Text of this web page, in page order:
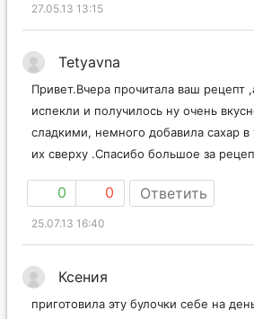
27.05.13 13:15
Tetyavna
Привет.Вчера прочитала ваш рецепт
испекли и получилось ну очень
сладкими, немного добавила сахар
их сверху .Спасибо большое за
0 0 Ответить
25.07.13 16:40
Ксения
приготовила эту булочки себе на